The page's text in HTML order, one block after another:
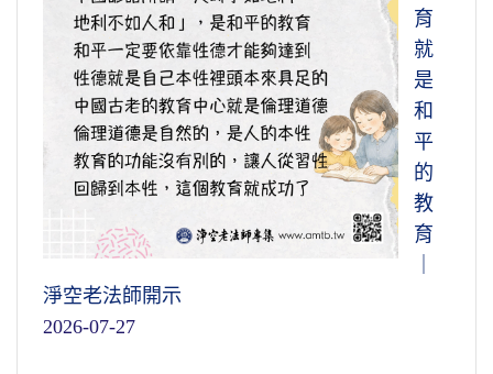
育
就
是
和
平
的
教
育
淨空老法師開示
2026-07-27